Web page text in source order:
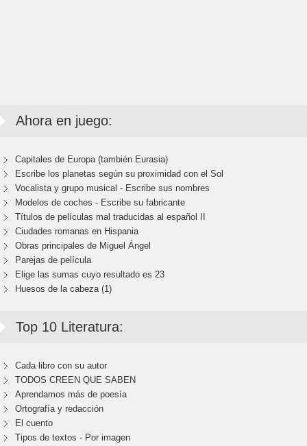
Ahora en juego:
Capitales de Europa (también Eurasia)
Escribe los planetas según su proximidad con el Sol
Vocalista y grupo musical - Escribe sus nombres
Modelos de coches - Escribe su fabricante
Títulos de películas mal traducidas al español II
Ciudades romanas en Hispania
Obras principales de Miguel Ángel
Parejas de película
Elige las sumas cuyo resultado es 23
Huesos de la cabeza (1)
Top 10 Literatura:
Cada libro con su autor
TODOS CREEN QUE SABEN
Aprendamos más de poesía
Ortografía y redacción
El cuento
Tipos de textos - Por imagen